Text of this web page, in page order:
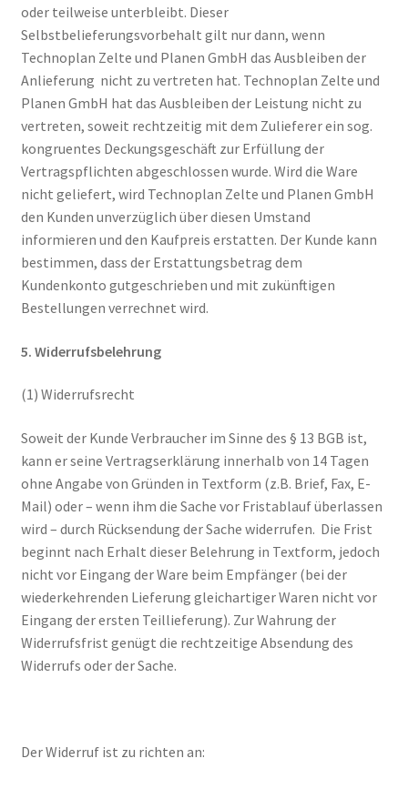
oder teilweise unterbleibt. Dieser
Selbstbelieferungsvorbehalt gilt nur dann, wenn
Technoplan Zelte und Planen GmbH das Ausbleiben der
Anlieferung nicht zu vertreten hat. Technoplan Zelte und
Planen GmbH hat das Ausbleiben der Leistung nicht zu
vertreten, soweit rechtzeitig mit dem Zulieferer ein sog.
kongruentes Deckungsgeschäft zur Erfüllung der
Vertragspflichten abgeschlossen wurde. Wird die Ware
nicht geliefert, wird Technoplan Zelte und Planen GmbH
den Kunden unverzüglich über diesen Umstand
informieren und den Kaufpreis erstatten. Der Kunde kann
bestimmen, dass der Erstattungsbetrag dem
Kundenkonto gutgeschrieben und mit zukünftigen
Bestellungen verrechnet wird.
5. Widerrufsbelehrung
(1) Widerrufsrecht
Soweit der Kunde Verbraucher im Sinne des § 13 BGB ist,
kann er seine Vertragserklärung innerhalb von 14 Tagen
ohne Angabe von Gründen in Textform (z.B. Brief, Fax, E-
Mail) oder – wenn ihm die Sache vor Fristablauf überlassen
wird – durch Rücksendung der Sache widerrufen. Die Frist
beginnt nach Erhalt dieser Belehrung in Textform, jedoch
nicht vor Eingang der Ware beim Empfänger (bei der
wiederkehrenden Lieferung gleichartiger Waren nicht vor
Eingang der ersten Teillieferung). Zur Wahrung der
Widerrufsfrist genügt die rechtzeitige Absendung des
Widerrufs oder der Sache.
Der Widerruf ist zu richten an: